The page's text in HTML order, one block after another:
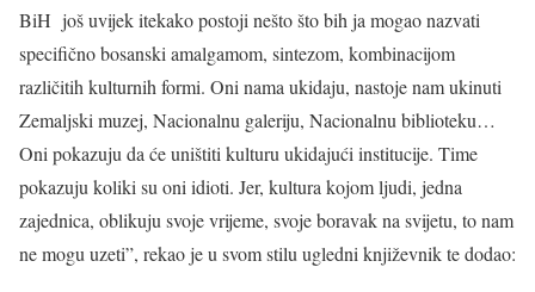
BiH još uvijek itekako postoji nešto što bih ja mogao nazvati
specifično bosanski amalgamom, sintezom, kombinacijom
različitih kulturnih formi. Oni nama ukidaju, nastoje nam ukinuti
Zemaljski muzej, Nacionalnu galeriju, Nacionalnu biblioteku…
Oni pokazuju da će uništiti kulturu ukidajući institucije. Time
pokazuju koliki su oni idioti. Jer, kultura kojom ljudi, jedna
zajednica, oblikuju svoje vrijeme, svoje boravak na svijetu, to nam
ne mogu uzeti”, rekao je u svom stilu ugledni književnik te dodao: